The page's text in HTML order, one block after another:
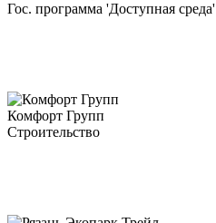
Гос. программа 'Доступная среда'
Комфорт Групп
Строительство